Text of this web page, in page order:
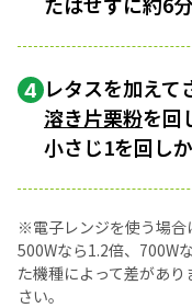
4 レタスを加えて
溶き片栗粉を回
小さじ1を回しか
※電子レンジを使う場合
500Wなら1.2倍、700W
た機種によって差があ
さい。